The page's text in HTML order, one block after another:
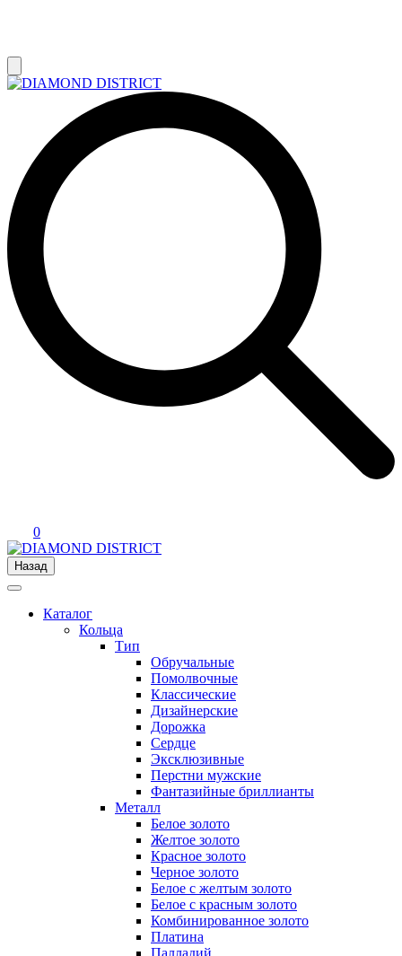
0
Назад
Каталог
Кольца
Тип
Обручальные
Помолвочные
Классические
Дизайнерские
Дорожка
Сердце
Эксклюзивные
Перстни мужские
Фантазийные бриллианты
Металл
Белое золото
Желтое золото
Красное золото
Черное золото
Белое с желтым золото
Белое с красным золото
Комбинированное золото
Платина
Палладий